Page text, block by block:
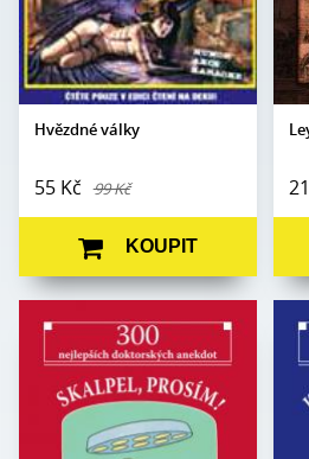
Hvězdné války
55 Kč 99 Kč
KOUPIT
Edice:
Kabaret
Počet stran:
80
Formát:
105 x 140
V8a (pevná)